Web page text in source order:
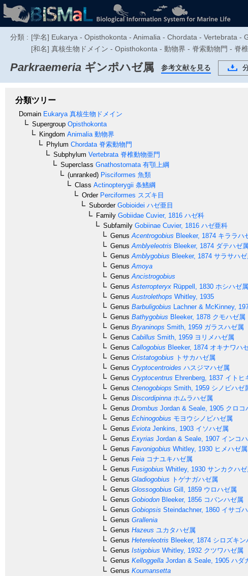
分類 : [学名] Eukarya - Opisthokonta - Animalia - Chordata - Vertebrata
[和名] 真核生物ドメイン - Opisthokonta - 動物界 - 脊索動物門 - 脊
Parkraemeria ギンポハゼ属 参考文献を見る
分類ツリー
Domain Eukarya 真核生物ドメイン
Supergroup Opisthokonta
Kingdom Animalia 動物界
Phylum Chordata 脊索動物門
Subphylum Vertebrata 脊椎動物亜門
Superclass Gnathostomata 有顎上綱
(unranked) Pisciformes 魚類
Class Actinopterygii 条鰭綱
OrderPerciformes スズキ目
SuborderGobioidei ハゼ亜目
Family Gobiidae Cuvier, 1816 ハゼ科
Subfamily Gobiinae Cuvier, 1816 ハゼ亜科
Genus Acentrogobius Bleeker, 1874 キララハ
Genus Amblyeleotris Bleeker, 1874 ダテハゼ属
Genus Amblygobius Bleeker, 1874 サラサハゼ
Genus Amoya
Genus Ancistrogobius
Genus Asterropteryx Rüppell, 1830 ホシハゼ属
Genus Austrolethops Whitley, 1935
Genus Barbuligobius Lachner & McKinney,
Genus Bathygobius Bleeker, 1878 クモハゼ属
Genus Bryaninops Smith, 1959 ガラスハゼ属
Genus Cabillus Smith, 1959 ヨリメハゼ属
Genus Callogobius Bleeker, 1874 オキナワハ
Genus Cristatogobius トサカハゼ属
Genus Cryptocentroides ハスジマハゼ属
Genus Cryptocentrus Ehrenberg, 1837 イトヒ
Genus Ctenogobiops Smith, 1959 シノビハゼ
Genus Discordipinna ホムラハゼ属
Genus Drombus Jordan & Seale, 1905 クロコ
Genus Echinogobius モヨウシノビハゼ属
Genus Eviota Jenkins, 1903 イソハゼ属
Genus Exyrias Jordan & Seale, 1907 インコ
Genus Favonigobius Whitley, 1930 ヒメハゼ属
Genus Feia コナユキハゼ属
Genus Fusigobius Whitley, 1930 サンカクハゼ
Genus Gladiogobius トゲナガハゼ属
Genus Glossogobius Gill, 1859 ウロハゼ属
Genus Gobiodon Bleeker, 1856 コバンハゼ属
Genus Gobiopsis Steindachner, 1860 イサゴ
Genus Grallenia
Genus Hazeus ユカタハゼ属
Genus Hetereleotris Bleeker, 1874 シロズキン
Genus Istigobius Whitley, 1932 クツワハゼ属
Genus Kelloggella Jordan & Seale, 1905 ハダ
Genus Koumansetta